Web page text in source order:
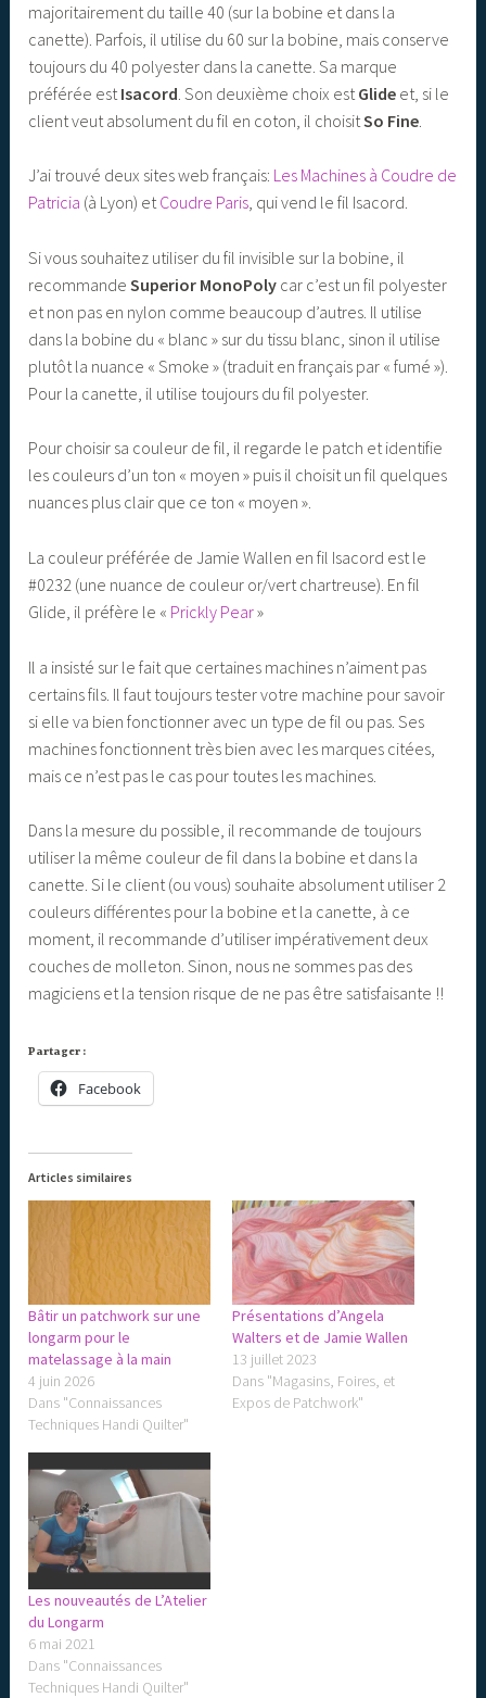
majoritairement du taille 40 (sur la bobine et dans la
canette). Parfois, il utilise du 60 sur la bobine, mais conserve
toujours du 40 polyester dans la canette. Sa marque
préférée est Isacord . Son deuxième choix est Glide et, si le
client veut absolument du fil en coton, il choisitSo Fine
J’ai trouvé deux sites web français: Les Machines à Coudre de
Patricia (à Lyon) etCoudre Paris, qui vend le fil Isacord.
Si vous souhaitez utiliser du fil invisible sur la bobine, il
recommandeSuperior MonoPoly car c’est un fil polyester
et non pas en nylon comme beaucoup d’autres. Il utilise
dans la bobine du « blanc » sur du tissu blanc, sinon il utilise
plutôt la nuance « Smoke » (traduit en français par « fumé »).
Pour la canette, il utilise toujours du fil polyester.
Pour choisir sa couleur de fil, il regarde le patch et identifie
les couleurs d’un ton « moyen » puis il choisit un fil quelques
nuances plus clair que ce ton « moyen ».
La couleur préférée de Jamie Wallen en fil Isacord est le
#0232 (une nuance de couleur or/vert chartreuse). En fil
Glide, il préfère le « Prickly Pear»
Il a insisté sur le fait que certaines machines n’aiment pas
certains fils. Il faut toujours tester votre machine pour savoir
si elle va bien fonctionner avec un type de fil ou pas. Ses
machines fonctionnent très bien avec les marques citées,
mais ce n’est pas le cas pour toutes les machines.
Dans la mesure du possible, il recommande de toujours
utiliser la même couleur de fil dans la bobine et dans la
canette. Si le client (ou vous) souhaite absolument utiliser 2
couleurs différentes pour la bobine et la canette, à ce
moment, il recommande d’utiliser impérativement deux
couches de molleton. Sinon, nous ne sommes pas des
magiciens et la tension risque de ne pas être satisfaisante !!
Partager :
Facebook
Articles similaires
Bâtir un patchwork sur une
longarm pour le
matelassage à la main
4 juin 2026
Dans "Connaissances
Techniques Handi Quilter"
Présentations d’Angela
Walters et de Jamie Wallen
13 juillet 2023
Dans "Magasins, Foires, et
Expos de Patchwork"
Les nouveautés de L’Atelier
du Longarm
6 mai 2021
Dans "Connaissances
Techniques Handi Quilter"